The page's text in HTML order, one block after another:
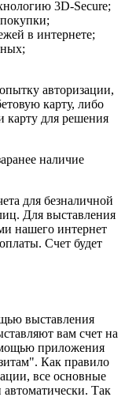
3D-Secure;
покупки;
в интернете;
авторизации,
карту, либо
карту для решения
наличие
для безналичной
Для выставления
нашего интернет
Счет будет
выставления
вам счет на
приложения
Как правило
все основные
Так